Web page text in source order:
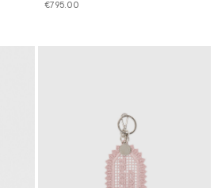
€795.00